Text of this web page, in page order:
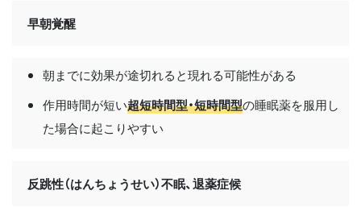
早朝覚醒
朝までに効果が途切れると現れる可能性がある
作用時間が短い超短時間型・短時間型の睡眠薬を服用し
た場合に起こりやすい
反跳性（はんちょうせい）不眠、退薬症候